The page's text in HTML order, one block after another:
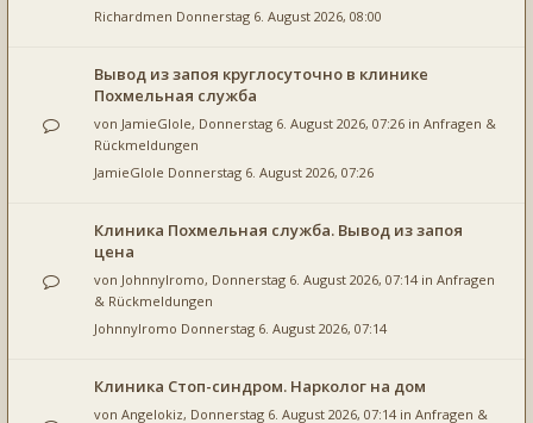
Richardmen Donnerstag 6. August 2026, 08:00
Вывод из запоя круглосуточно в клинике
Похмельная служба
von JamieGlole, Donnerstag 6. August 2026, 07:26 in Anfragen &
Rückmeldungen
JamieGlole Donnerstag 6. August 2026, 07:26
Клиника Похмельная служба. Вывод из запоя
цена
von JohnnyIromo, Donnerstag 6. August 2026, 07:14 in Anfragen
& Rückmeldungen
JohnnyIromo Donnerstag 6. August 2026, 07:14
Клиника Стоп-синдром. Нарколог на дом
von Angelokiz, Donnerstag 6. August 2026, 07:14 in Anfragen &